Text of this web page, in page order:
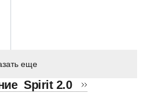
еще
Spirit 2.0